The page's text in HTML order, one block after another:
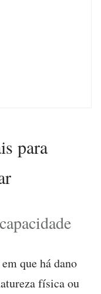
para
que há dano
física ou